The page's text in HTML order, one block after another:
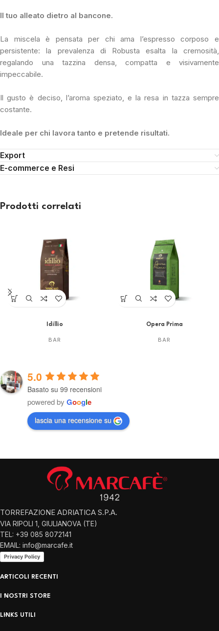
Il tuo alleato dietro al bancone.
La miscela è pensata per chi ama l’espresso corposo e
persistente: la prevalenza di Robusta esalta la cremosità,
regalando una tazzina densa, compatta e visivamente
impeccabile.
Il gusto è deciso, l’aroma speziato, e la resa in tazza sempre
costante.
Ideale per chi lavora tanto e pretende risultati.
Export
E-commerce e Resi
Prodotti correlati
Idillio
BAR
Opera Prima
BAR
5.0
Basato su 99 recensioni
powered by Google
lascia una recensione su
TORREFAZIONE ADRIATICA S.P.A.
VIA RIPOLI 1, GIULIANOVA (TE)
TEL: +39 085 8072141
EMAIL: info@marcafe.it
Privacy Policy
ARTICOLI RECENTI
I NOSTRI STORE
LINKS UTILI